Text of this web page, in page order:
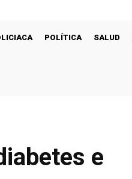
POLÍTICA SALUD
e